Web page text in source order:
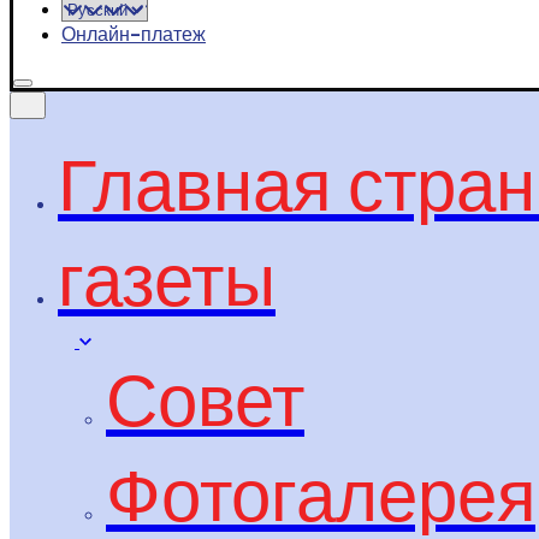
Онлайн-платеж
Главная
газеты
Совет
Фотогалерея